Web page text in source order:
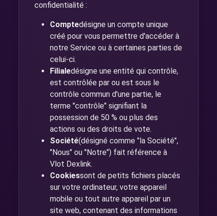
confidentialité :
Comptedésigne un compte unique
créé pour vous permettre d'accéder à
notre Service ou à certaines parties de
celui-ci.
Filialedésigne une entité qui contrôle,
est contrôlée par ou est sous le
contrôle commun d'une partie, le
terme "contrôle" signifiant la
possession de 50 % ou plus des
actions ou des droits de vote.
Société(désigné comme "la Société",
"Nous" ou "Notre") fait référence à
Vlot Dexlink.
Cookiessont de petits fichiers placés
sur votre ordinateur, votre appareil
mobile ou tout autre appareil par un
site web, contenant des informations